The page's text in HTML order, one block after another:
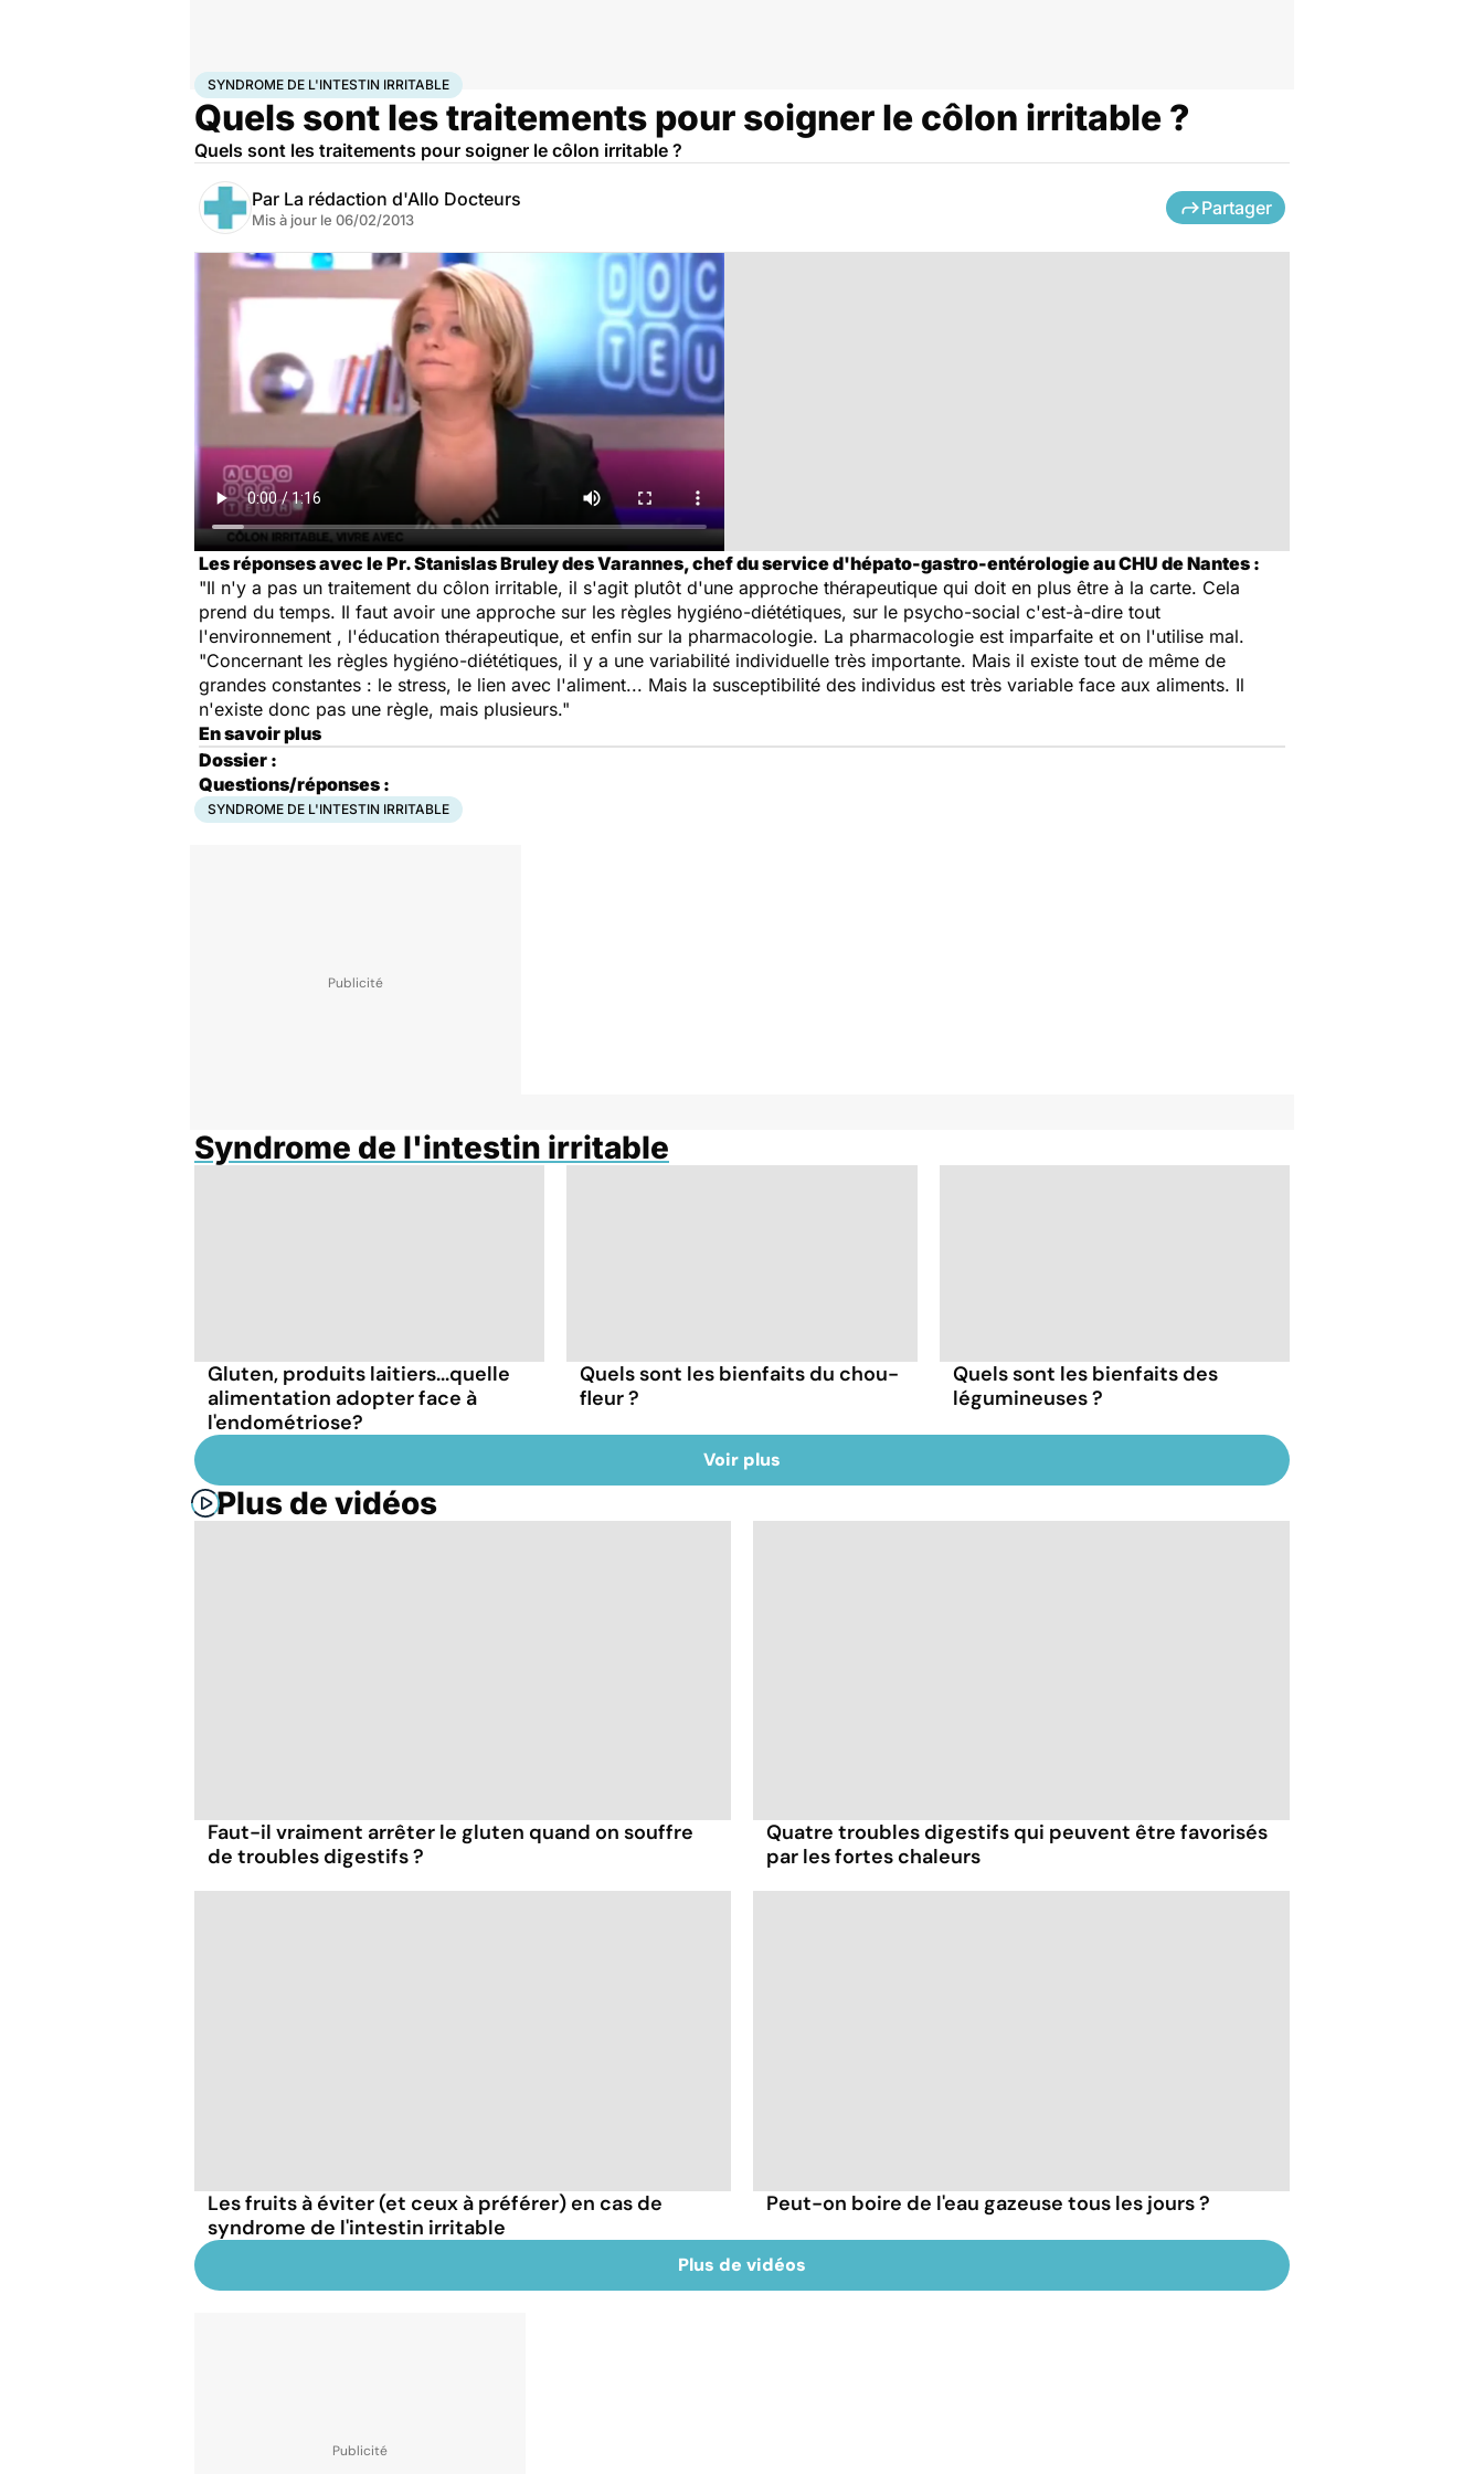
AccueilSantéSyndrome de l'intestin irritable
SYNDROME DE L'INTESTIN IRRITABLE
Quels sont les traitements pour soigner le côlon irritable ?
Quels sont les traitements pour soigner le côlon irritable ?
Par La rédaction d'Allo Docteurs
Mis à jour le 06/02/2013
Partager
Les réponses avec le Pr. Stanislas Bruley des Varannes, chef du service d'hépato-gastro-entérologie au CHU de Nantes :
"Il n'y a pas un traitement du côlon irritable, il s'agit plutôt d'une approche thérapeutique qui doit en plus être à la carte. Cela
prend du temps. Il faut avoir une approche sur les règles hygiéno-diététiques, sur le psycho-social c'est-à-dire tout
l'environnement , l'éducation thérapeutique, et enfin sur la pharmacologie. La pharmacologie est imparfaite et on l'utilise mal.
"Concernant les règles hygiéno-diététiques, il y a une variabilité individuelle très importante. Mais il existe tout de même de
grandes constantes : le stress, le lien avec l'aliment... Mais la susceptibilité des individus est très variable face aux aliments. Il
n'existe donc pas une règle, mais plusieurs."
En savoir plus
Dossier :
Questions/réponses :
SYNDROME DE L'INTESTIN IRRITABLE
Syndrome de l'intestin irritable
Gluten, produits laitiers...quelle
alimentation adopter face à
l'endométriose?
Quels sont les bienfaits du chou-
fleur ?
Quels sont les bienfaits des
légumineuses ?
Voir plus
Plus de vidéos
Faut-il vraiment arrêter le gluten quand on souffre
de troubles digestifs ?
Quatre troubles digestifs qui peuvent être favorisés
par les fortes chaleurs
Les fruits à éviter (et ceux à préférer) en cas de
syndrome de l'intestin irritable
Peut-on boire de l'eau gazeuse tous les jours ?
Plus de vidéos